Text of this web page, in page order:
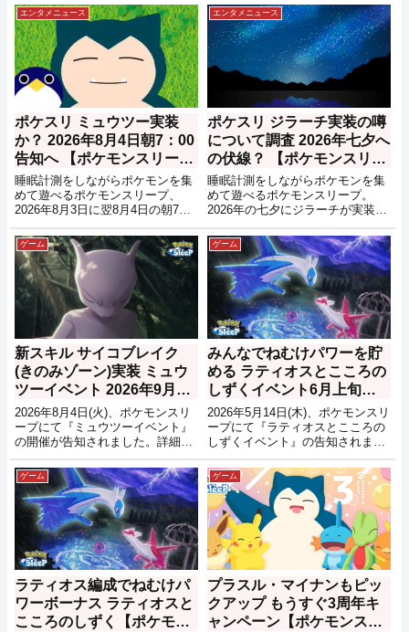
又三郎
自分の中の流行りに従いぴょこぴょこと更新
中。
最近はゲーム実況関連情報とかが主体です。
ブログアップ前に見つけた情報は速報的にXで
更新しています。
シェアはこちらから
X Facebook
0
はてブ コピー
又三郎をフォローする